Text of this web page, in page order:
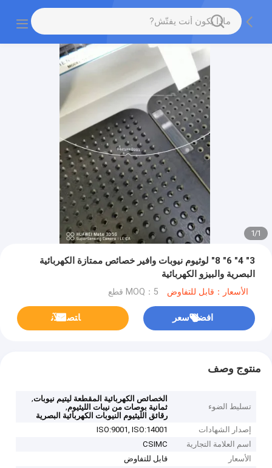
1
/
1
3" 4" 6" 8" لوثيوم نيوبات وافير خصائص ممتازة الكهربائية
البصرية والبيزو الكهربائية
الأسعار：قابل للتفاوض MOQ：5 قطع
افضل سعر ﺎﺘﺼﻟ ﺍﻶﻧ
منتوج وصف
تسليط الضوء
الخصائص الكهربائية المقطعة ليتيم نيوبات,
ثمانية بوصات من نيبات الليثيوم,
رقائق الليثيوم النيوبات الكهربائية البصرية
إصدار الشهادات
ISO:9001, ISO:14001
اسم العلامة التجارية
CSIMC
الأسعار
قابل للتفاوض